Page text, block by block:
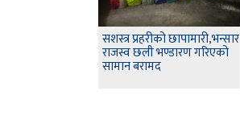
सशस्त्र प्रहरीको छापामारी,भन्सार
राजस्व छली भण्डारण गरिएको
सामान बरामद